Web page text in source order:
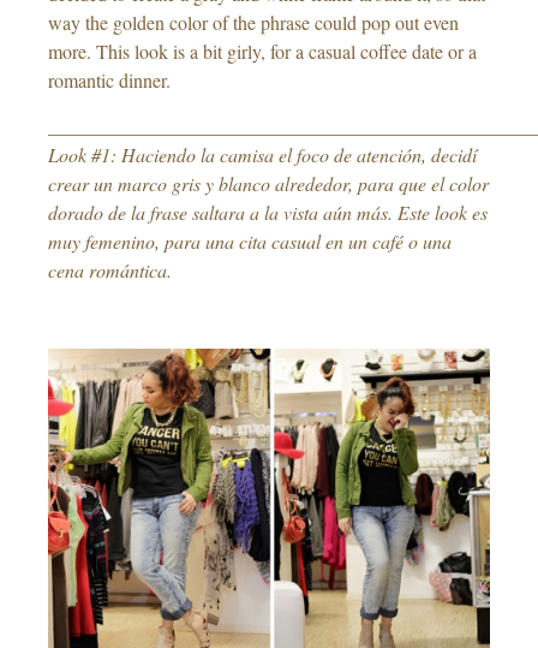
way the golden color of the phrase could pop out even
more. This look is a bit girly, for a casual coffee date or a
romantic dinner.
Look #1: Haciendo la camisa el foco de atención, decidí
crear un marco gris y blanco alrededor, para que el color
dorado de la frase saltara a la vista aún más. Este look es
muy femenino, para una cita casual en un café o una
cena romántica.